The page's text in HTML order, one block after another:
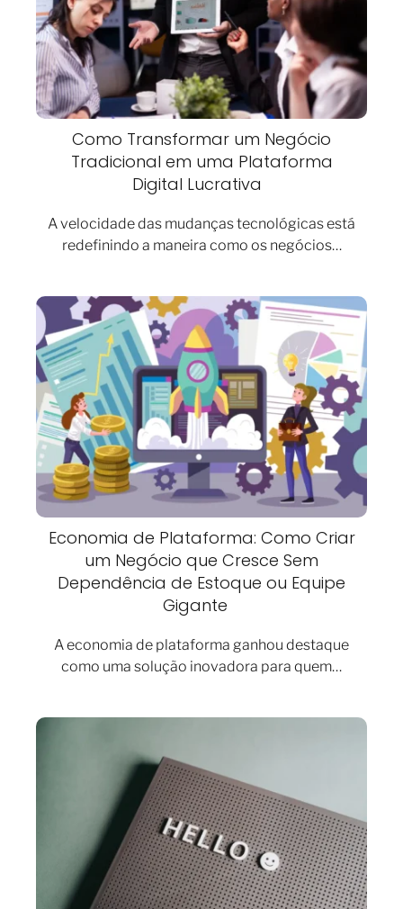
Como Transformar um Negócio
Tradicional em uma Plataforma
Digital Lucrativa
A velocidade das mudanças tecnológicas está
redefinindo a maneira como os negócios…
Economia de Plataforma: Como Criar
um Negócio que Cresce Sem
Dependência de Estoque ou Equipe
Gigante
A economia de plataforma ganhou destaque
como uma solução inovadora para quem…